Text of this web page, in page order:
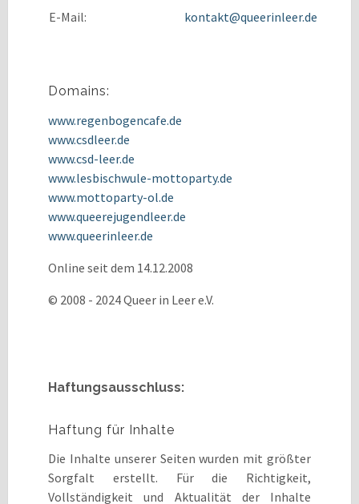
E-Mail: kontakt@queerinleer.de
Domains:
www.regenbogencafe.de
www.csdleer.de
www.csd-leer.de
www.lesbischwule-mottoparty.de
www.mottoparty-ol.de
www.queerejugendleer.de
www.queerinleer.de
Online seit dem 14.12.2008
© 2008 - 2024 Queer in Leer e.V.
Haftungsausschluss:
Haftung für Inhalte
Die Inhalte unserer Seiten wurden mit größter
Sorgfalt erstellt. Für die Richtigkeit,
Vollständigkeit und Aktualität der Inhalte